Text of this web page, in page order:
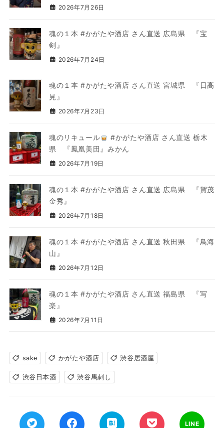
2026年7月26日
魂の１本 #かがたや酒店 さん直送 広島県 『宝
剣』
2026年7月24日
魂の１本 #かがたや酒店 さん直送 宮城県 『日高
見』
2026年7月23日
魂のリキュール
#かがたや酒店 さん直送 栃木
県 『鳳凰美田』みかん
2026年7月19日
魂の１本 #かがたや酒店 さん直送 広島県 『賀茂
金秀』
2026年7月18日
魂の１本 #かがたや酒店 さん直送 秋田県 『鳥海
山』
2026年7月12日
魂の１本 #かがたや酒店 さん直送 福島県 『写
楽』
2026年7月11日
sake かがたや酒店 渋谷居酒屋
渋谷日本酒 渋谷馬刺し
LINE